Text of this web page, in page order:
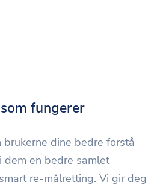
fungerer
dine bedre forstå
en bedre samlet
re-målretting. Vi gir deg